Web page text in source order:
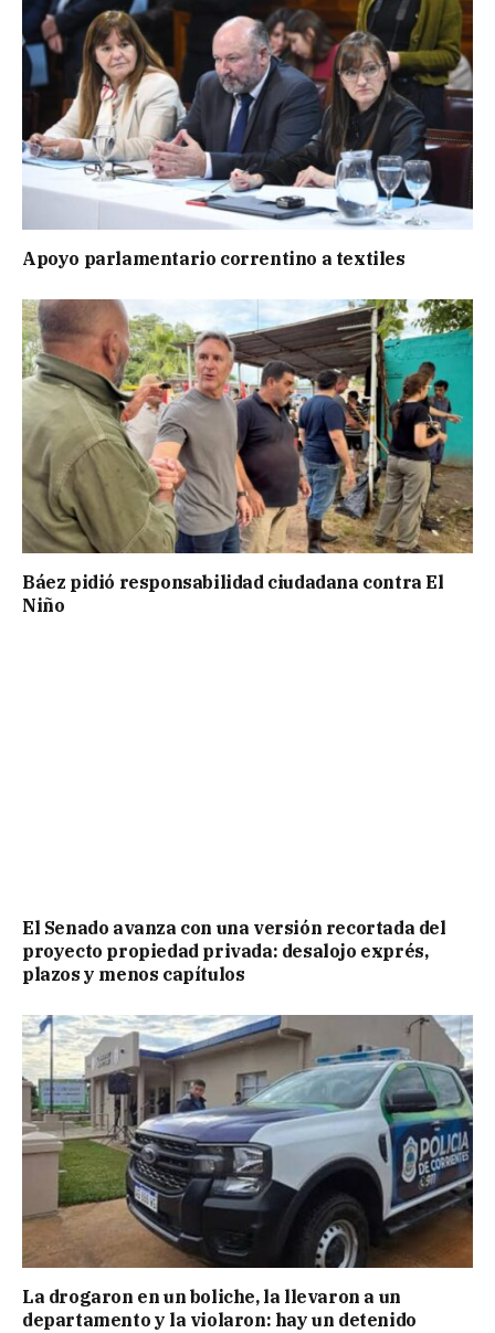
Apoyo parlamentario correntino a textiles
Báez pidió responsabilidad ciudadana contra El
Niño
El Senado avanza con una versión recortada del
proyecto propiedad privada: desalojo exprés,
plazos y menos capítulos
La drogaron en un boliche, la llevaron a un
departamento y la violaron: hay un detenido